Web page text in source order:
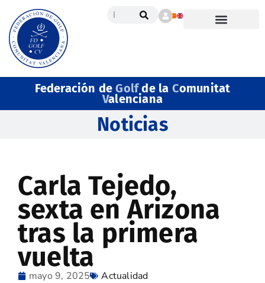
Federación deGolfde la Comunitat
Valenciana
Noticias
Carla Tejedo,
sexta en Arizona
tras la primera
vuelta
mayo 9, 2025 Actualidad